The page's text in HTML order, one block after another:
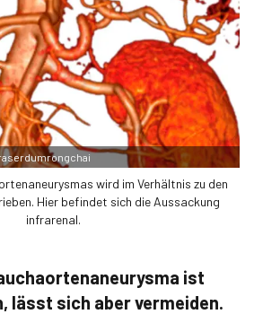
wird im Verhältnis zu den
Hier befindet sich die Aussackung
infrarenal.
ist
lässt sich aber vermeiden.